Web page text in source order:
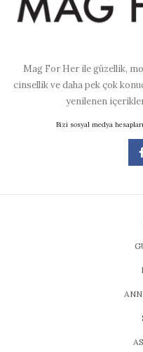
Mag For Her ile güzellik,
cinsellik ve daha pek çok
yenilenen
Bizi sosyal medya